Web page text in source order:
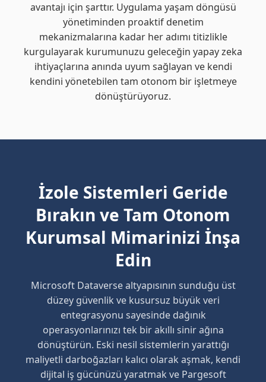
avantajı için şarttır. Uygulama yaşam döngüsü
yönetiminden proaktif denetim
mekanizmalarına kadar her adımı titizlikle
kurgulayarak kurumunuzu geleceğin yapay zeka
ihtiyaçlarına anında uyum sağlayan ve kendi
kendini yönetebilen tam otonom bir işletmeye
dönüştürüyoruz.
İzole Sistemleri Geride
Bırakın ve Tam Otonom
Kurumsal Mimarinizi İnşa
Edin
Microsoft Dataverse altyapısının sunduğu üst
düzey güvenlik ve kusursuz büyük veri
entegrasyonu sayesinde dağınık
operasyonlarınızı tek bir akıllı sinir ağına
dönüştürün. Eski nesil sistemlerin yarattığı
maliyetli darboğazları kalıcı olarak aşmak, kendi
dijital iş gücünüzü yaratmak ve Pargesoft